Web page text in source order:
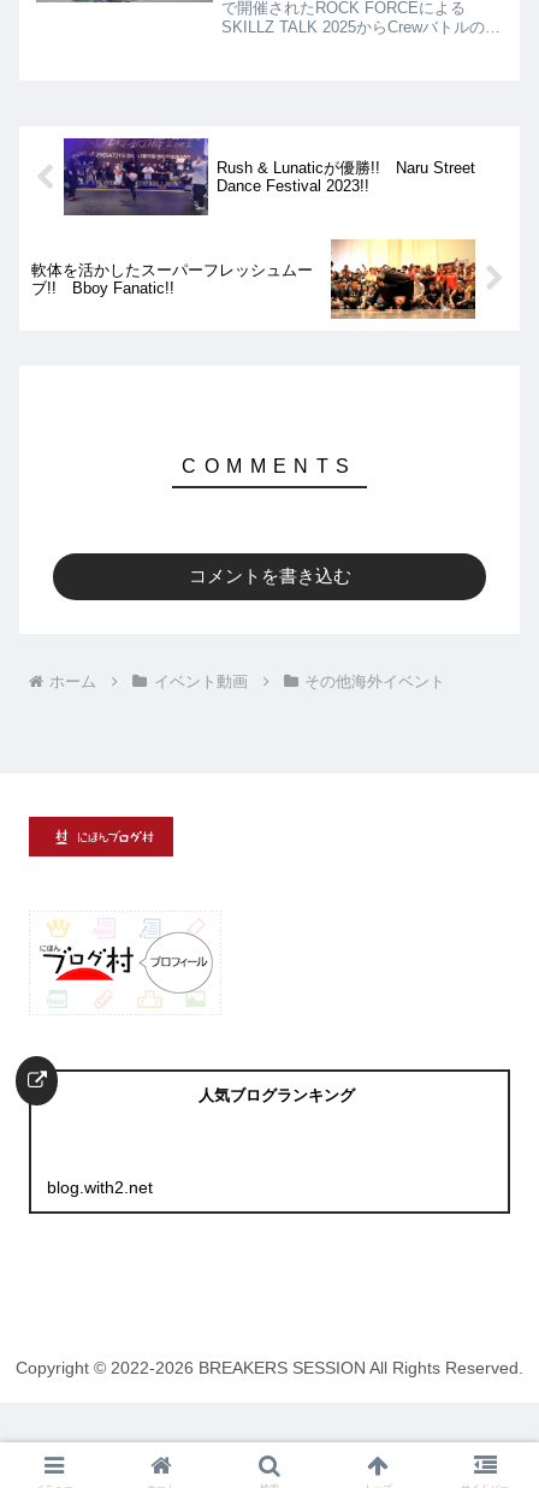
で開催されたROCK FORCEによる
SKILLZ TALK 2025からCrewバトルの動
Rush & Lunaticが優勝!! Naru Street
Dance Festival 2023!!
軟体を活かしたスーパーフレッシュムー
ブ!! Bboy Fanatic!!
コメントを書き込む
ホーム イベント動画 その他海外イベント
人気ブログランキング
blog.with2.net
Copyright © 2022-2026 BREAKERS SESSION All Rights Reserved.